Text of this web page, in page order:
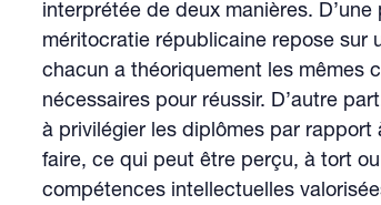
interprétée de deux manières.
méritocratie républicaine repose sur
chacun a théoriquement les mêmes
nécessaires pour réussir. D’autre
à privilégier les diplômes par rapport
faire, ce qui peut être perçu, à tort
compétences intellectuelles